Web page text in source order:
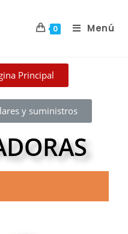
0 Menú
Principal
y suministros